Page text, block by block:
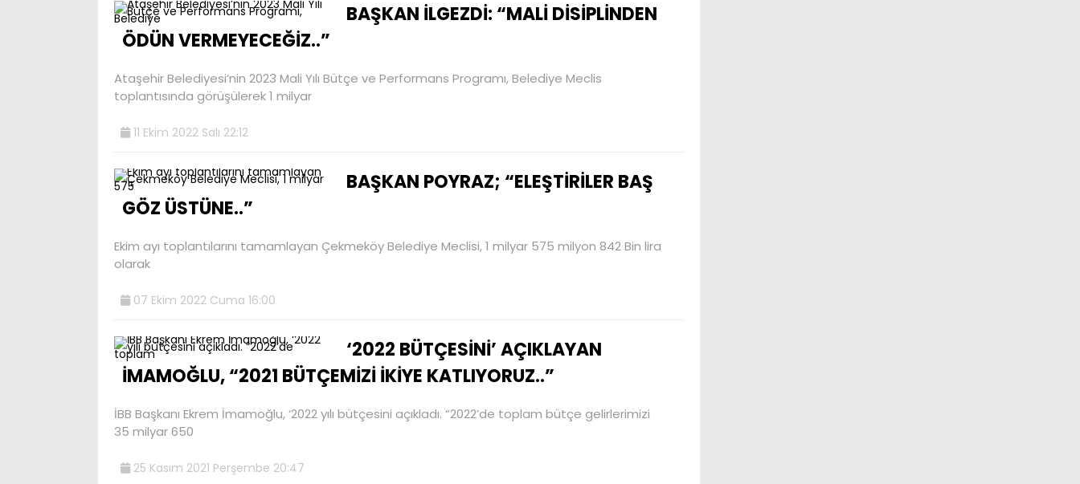
BAŞKAN İLGEZDİ: “MALİ DİSİPLİNDEN
ÖDÜN VERMEYECEĞİZ..”
Ataşehir Belediyesi’nin 2023 Mali Yılı Bütçe ve Performans Programı, Belediye Meclis
toplantısında görüşülerek 1 milyar
11 Ekim 2022 Salı 22:12
BAŞKAN POYRAZ; “ELEŞTİRİLER BAŞ
GÖZ ÜSTÜNE..”
Ekim ayı toplantılarını tamamlayan Çekmeköy Belediye Meclisi, 1 milyar 575 milyon 842 Bin lira
olarak
07 Ekim 2022 Cuma 16:00
‘2022 BÜTÇESİNİ’ AÇIKLAYAN
İMAMOĞLU, “2021 BÜTÇEMİZİ İKİYE KATLIYORUZ..”
İBB Başkanı Ekrem İmamoğlu, ‘2022 yılı bütçesini açıkladı. “2022’de toplam bütçe gelirlerimizi
35 milyar 650
25 Kasım 2021 Perşembe 20:47